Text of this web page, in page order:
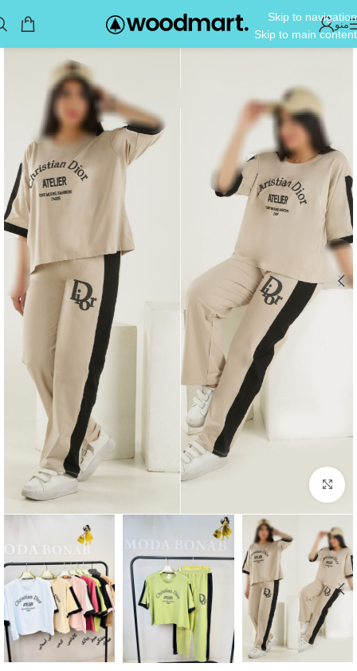
Skip to navigation
Skip to main content
منو
بزرگنمایی تصویر